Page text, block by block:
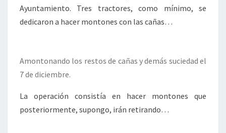
Ayuntamiento. Tres tractores, como mínimo, se
dedicaron a hacer montones con las cañas…
Amontonando los restos de cañas y demás suciedad el
7 de diciembre.
La operación consistía en hacer montones que
posteriormente, supongo, irán retirando…